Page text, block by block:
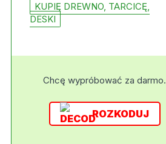
KUPIĘ DREWNO, TARCICĘ,
DESKI
Chcę wypróbować za darmo.
ROZKODUJ